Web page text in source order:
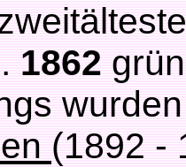
1862
(1892 -